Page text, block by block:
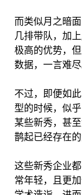
而类似月之暗
几排带队，加
极高的优势，
数据，一言难尽
不过，即便如
型的时候，似
某些新秀，甚
鹊起已经存在
这些新秀企业
常年轻，且更